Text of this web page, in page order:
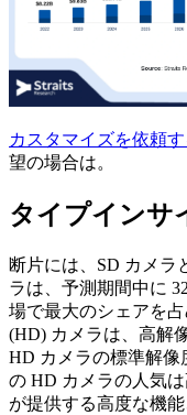
カスタマイズを依頼す
望の場合は。
タイプインサ
断片には、SD カメラ
ラは、予測期間中に
場で最大のシェアを
(HD) カメラは、高解
HD カメラの標準解像
の HD カメラの人気
が提供する高度な機